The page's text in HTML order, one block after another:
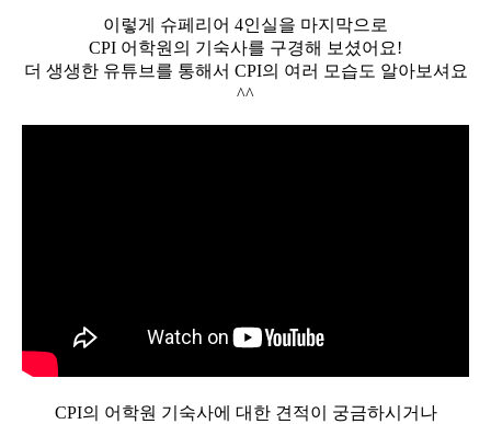
이렇게 슈페리어 4인실을 마지막으로
CPI 어학원의 기숙사를 구경해 보셨어요!
더 생생한 유튜브를 통해서 CPI의 여러 모습도 알아보셔요
^^
CPI의 어학원 기숙사에 대한 견적이 궁금하시거나